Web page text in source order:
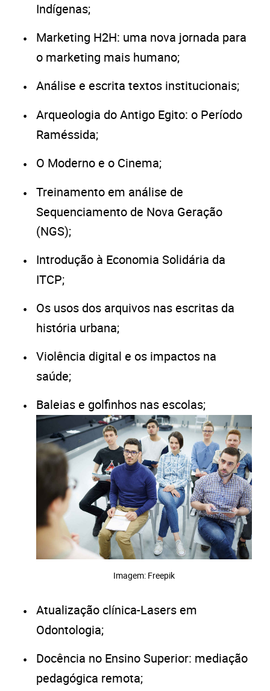
Indígenas;
Marketing H2H: uma nova jornada para
o marketing mais humano;
Análise e escrita textos institucionais;
Arqueologia do Antigo Egito: o Período
Raméssida;
O Moderno e o Cinema;
Treinamento em análise de
Sequenciamento de Nova Geração
(NGS);
Introdução à Economia Solidária da
ITCP;
Os usos dos arquivos nas escritas da
história urbana;
Violência digital e os impactos na
saúde;
Baleias e golfinhos nas escolas;
Imagem: Freepik
Atualização clínica-Lasers em
Odontologia;
Docência no Ensino Superior: mediação
pedagógica remota;